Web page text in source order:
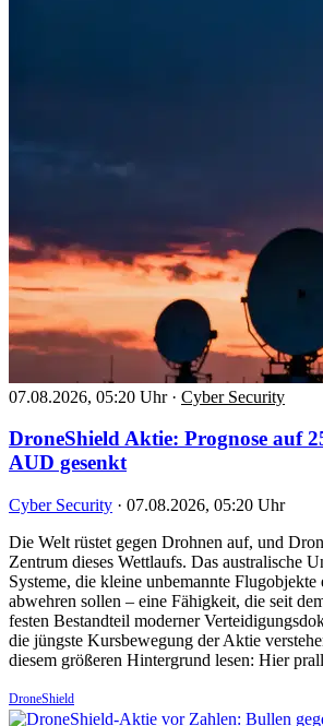
07.08.2026, 05:20 Uhr · Cyber Security
DroneShield Aktie: Prognose auf
AUD gesenkt
Cyber Security · 07.08.2026, 05:20 Uhr
Die Welt rüstet gegen Drohnen auf, und
Zentrum dieses Wettlaufs. Das australische
Systeme, die kleine unbemannte Flugobjekte
abwehren sollen – eine Fähigkeit, die seit
festen Bestandteil moderner
die jüngste Kursbewegung der Aktie
diesem größeren Hintergrund lesen: Hier
DroneShield